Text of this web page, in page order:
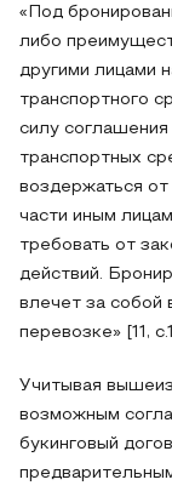
«Под
либо
другими лицами
транспортного
силу
транспортных
воздержаться
части иным
требовать от
действий.
влечет за собой
перевозке» [11,
Учитывая
возможным
букинговый